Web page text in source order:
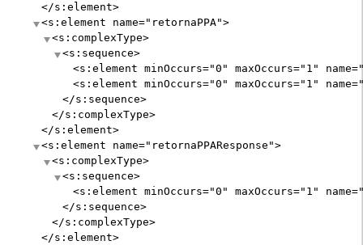
</s:element>
<s:element
name=" retornaPPA">
<s:complexType>
<s:sequence>
<s:element minOccurs="0 " maxOccurs=" 1 " name
<s:element minOccurs="0 " maxOccurs=" 1 " name
</s:sequence>
</s:complexType>
</s:element>
<s:element
name=" retornaPPAResponse ">
<s:complexType>
<s:sequence>
<s:element minOccurs="0 " maxOccurs=" 1 " name
</s:sequence>
</s:complexType>
</s:element>